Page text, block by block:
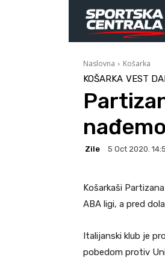
Naslovna Košarka
KOŠARKA VEST
Zile 5 Oct 2020.
Košarkaši
ABA ligi, a pred
Italijanski klub je
pobedom protiv